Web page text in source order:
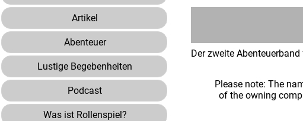
Artikel
Abenteuer
Lustige Begebenheiten
Podcast
Was ist Rollenspiel?
Der zweite
Please note: The
of the owning